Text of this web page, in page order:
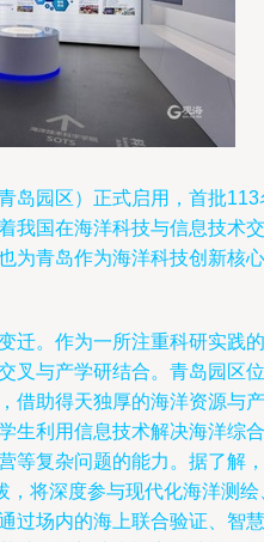
岛园区）正式启用，首批113
我国在海洋科技与信息技术交
为青岛作为海洋科技创新核心
迁。作为一所注重科研实践的
叉与产学研结合。青岛园区位
借助得天独厚的海洋资源与产
生利用信息技术解决海洋综合
等复杂问题的能力。据了解，
，将深度参与现代化海洋测绘
过场内的海上联合验证、智慧